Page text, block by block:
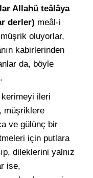
Allahü teâlâya
derler) meâl-i
oluyorlar,
kabirlerinden
da, böyle
ileri
müşriklere
ve gülünç bir
için putlara
dileklerini yalnız
ise,